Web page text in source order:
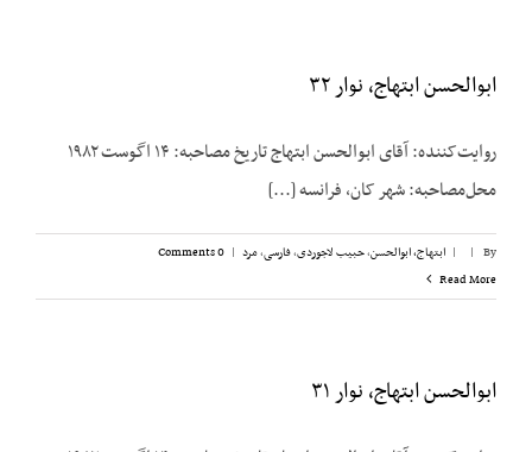
ابوالحسن ابتهاج، نوار ۳۲
روایت‌کننده: آقای ابوالحسن ابتهاج تاریخ مصاحبه: ۱۴ اگوست ۱۹۸۲
محل‌مصاحبه: شهر کان، فرانسه [...]
By
|
| ابتهاج، ابوالحسن,حبیب لاجوردی,فارسی,مرد |
0 Comments
Read More
ابوالحسن ابتهاج، نوار ۳۱